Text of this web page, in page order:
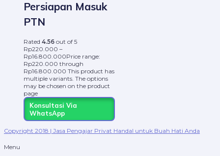
Persiapan Masuk
PTN
Rated 4.56 out of 5
Rp220.000 –
Rp16.800.000Price range:
Rp220.000 through
Rp16.800.000 This product has
multiple variants. The options
may be chosen on the product
page
Konsultasi Via
WhatsApp
Copyright 2018 | Jasa Pengajar Privat Handal untuk Buah Hati Anda
Menu